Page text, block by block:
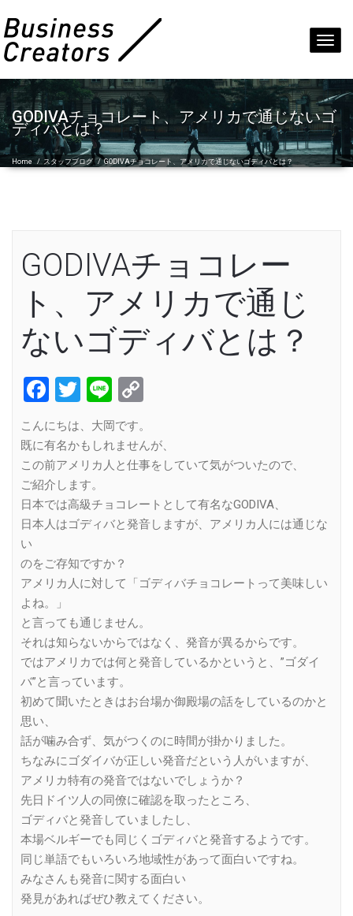
GODIVAチョコレート、アメリカで通じないゴ
ディバとは？
Home / スタッフブログ /GODIVAチョコレート、アメリカで通じないゴディバとは？
GODIVAチョコレー
ト、アメリカで通じ
ないゴディバとは？
Facebook
Twitter
Line
こんにちは、大岡です。
既に有名かもしれませんが、
この前アメリカ人と仕事をしていて気がついたので、
ご紹介します。
日本では高級チョコレートとして有名なGODIVA、
日本人はゴディバと発音しますが、アメリカ人には通じな
い
のをご存知ですか？
アメリカ人に対して「ゴディバチョコレートって美味しい
よね。」
と言っても通じません。
それは知らないからではなく、発音が異るからです。
ではアメリカでは何と発音しているかというと、”ゴダイ
バ”と言っています。
初めて聞いたときはお台場か御殿場の話をしているのかと
思い、
話が噛み合ず、気がつくのに時間が掛かりました。
ちなみにゴダイバが正しい発音だという人がいますが、
アメリカ特有の発音ではないでしょうか？
先日ドイツ人の同僚に確認を取ったところ、
ゴディバと発音していましたし、
本場ベルギーでも同じくゴディバと発音するようです。
同じ単語でもいろいろ地域性があって面白いですね。
みなさんも発音に関する面白い
発見があればぜひ教えてください。